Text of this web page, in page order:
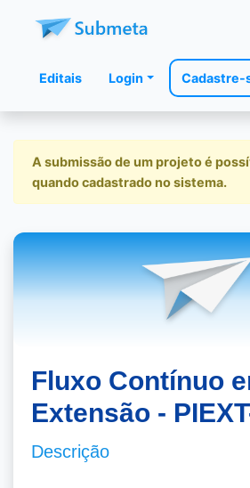
Editais Login Cadastre-
A submissão de um projeto é
quando cadastrado no sistema.
Fluxo Contínuo
Extensão -
Descrição